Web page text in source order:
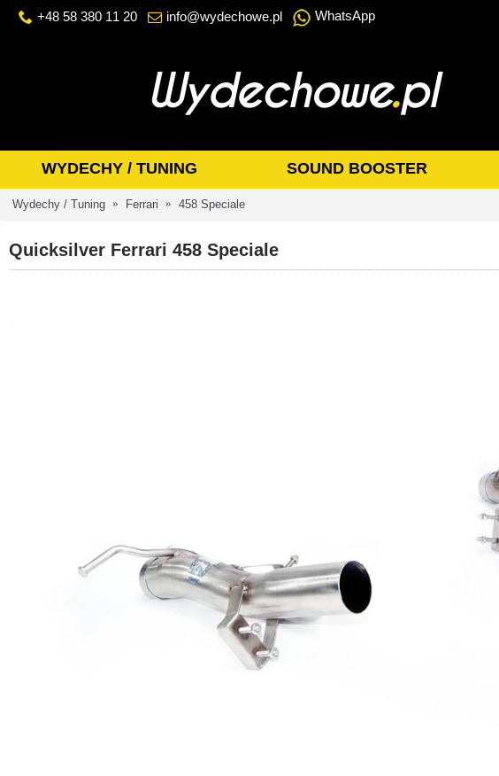
+48 58 380 11 20 info@wydechowe.pl WhatsApp
WYDECHY / TUNING SOUND BOOSTER
Wydechy / Tuning Ferrari 458 Speciale
Quicksilver Ferrari 458 Speciale